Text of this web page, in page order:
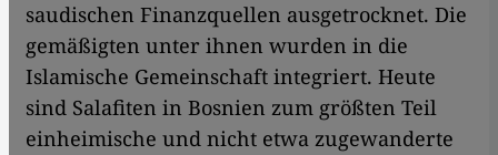
saudischen Finanzquellen ausgetrocknet. Die
gemäßigten unter ihnen wurden in die
Islamische Gemeinschaft integriert. Heute
sind Salafiten in Bosnien zum größten Teil
einheimische und nicht etwa zugewanderte